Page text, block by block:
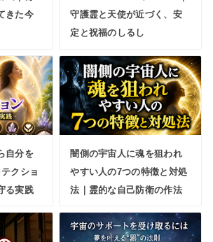
きた今
守護霊と天使が近づく、安
定と祝福のしるし
自分を
クショ
る実践
闇側の宇宙人に魂を狙われ
やすい人の7つの特徴と対処
法｜霊的な自己防衛の作法